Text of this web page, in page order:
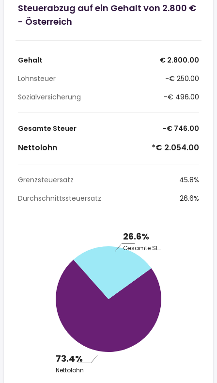
Steuerabzug auf ein Gehalt von 2.800 €
- Österreich
Gehalt
€ 2.800.00
Lohnsteuer
-€ 250.00
Sozialversicherung
-€ 496.00
Gesamte Steuer -€ 746.00
Nettolohn *€ 2.054.00
Grenzsteuersatz
45.8%
Durchschnittssteuersatz
26.6%
26.6%
Gesamte Steuer
73.4%
Nettolohn